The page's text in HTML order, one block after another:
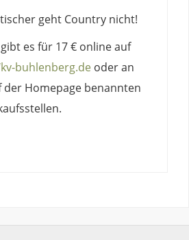
geht Country nicht!
es für 17 € online auf
buhlenberg.de oder an
der Homepage benannten